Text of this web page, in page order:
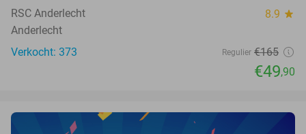
RSC Anderlecht 8.9 star
Anderlecht
Verkocht: 373
Regulier €165
€49,90